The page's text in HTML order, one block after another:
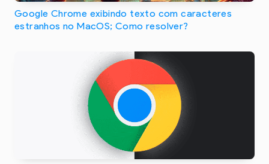
Google Chrome exibindo texto com caracteres
estranhos no MacOS; Como resolver?